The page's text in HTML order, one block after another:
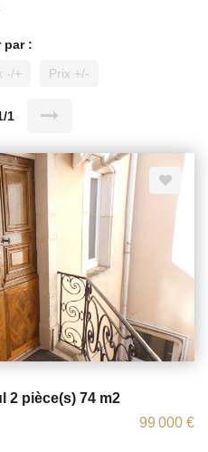
par :
-/+ Prix +/-
1
2 pièce(s) 74 m2
99 000 €